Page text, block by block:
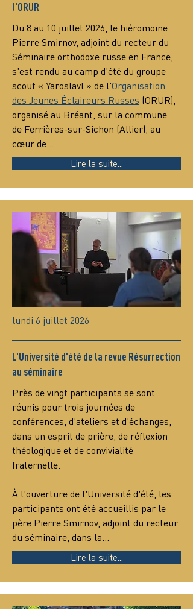
l'ORUR
Du 8 au 10 juillet 2026, le hiéromoine
Pierre Smirnov, adjoint du recteur du
Séminaire orthodoxe russe en France,
s'est rendu au camp d'été du groupe
scout « Yaroslavl » de l'Organisation
des Jeunes Éclaireurs Russes (ORUR),
organisé au Bréant, sur la commune
de Ferrières-sur-Sichon (Allier), au
cœur de…
Lire la suite...
lundi 6 juillet 2026
L'Université d'été de la revue Résurrection
au séminaire
Près de vingt participants se sont
réunis pour trois journées de
conférences, d'ateliers et d'échanges,
dans un esprit de prière, de réflexion
théologique et de convivialité
fraternelle.
À l'ouverture de l'Université d'été, les
participants ont été accueillis par le
père Pierre Smirnov, adjoint du recteur
du séminaire, dans la…
Lire la suite...